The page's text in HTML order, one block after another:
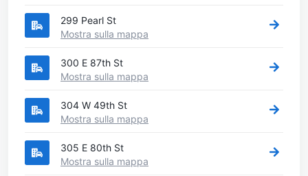
299 Pearl St
Mostra sulla mappa
300 E 87th St
Mostra sulla mappa
304 W 49th St
Mostra sulla mappa
305 E 80th St
Mostra sulla mappa